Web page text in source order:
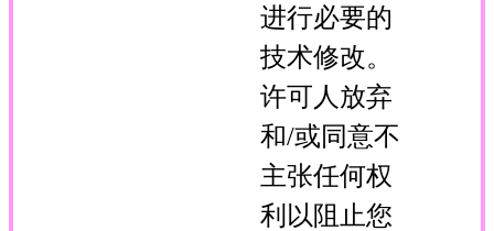
进行必要的
技术修改。
许可人放弃
和/或同意不
主张任何权
利以阻止您